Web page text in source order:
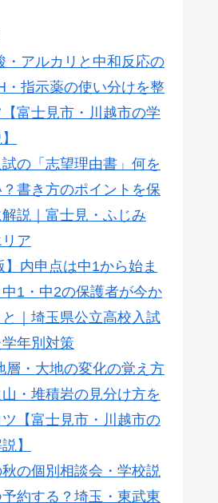
・アルカリと中和反応の
・指示薬の使い分けを整
富士見市・川越市の学
の「志望理由書」何を
書き方のポイントを保
説｜富士見・ふじみ
ア
】内申点は中1から始ま
1・中2の保護者が今か
｜埼玉県公立高校入試
年別対策
層・大地の変化の覚え方
山・堆積岩の見分け方を
【富士見市・川越市の
】
の個別相談会・学校説
約する？埼玉・東武東